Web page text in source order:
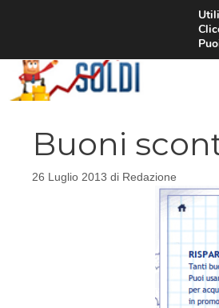
Buoni
26 Luglio 2013 di Redazione